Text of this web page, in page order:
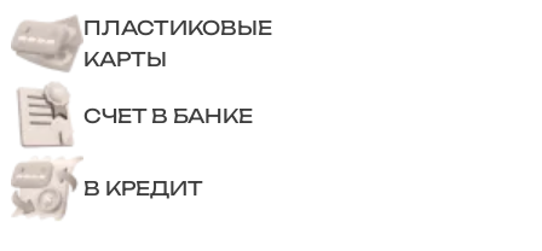
ПЛАСТИКОВЫЕ
КАРТЫ
СЧЕТ В БАНКЕ
В КРЕДИТ